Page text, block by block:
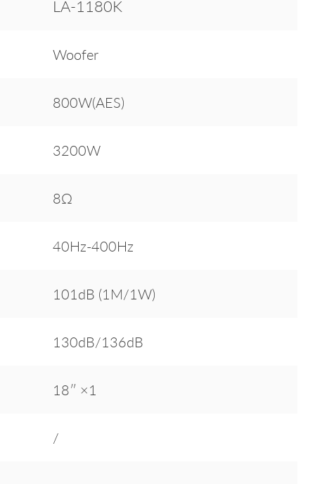
LA-1180K
Woofer
800W(AES)
3200W
8Ω
40Hz-400Hz
101dB (1M/1W)
130dB/136dB
18″ ×1
/